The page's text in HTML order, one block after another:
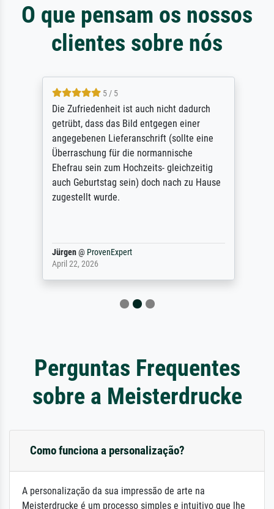
O que pensam os nossos
clientes sobre nós
5 / 5
Die Zufriedenheit ist auch nicht dadurch
getrübt, dass das Bild entgegen einer
angegebenen Lieferanschrift (sollte eine
Überraschung für die normannische
Ehefrau sein zum Hochzeits- gleichzeitig
auch Geburtstag sein) doch nach zu Hause
zugestellt wurde.
Jürgen@ ProvenExpert
April 22, 2026
Perguntas Frequentes
sobre a Meisterdrucke
Como funciona a personalização?
A personalização da sua impressão de arte na
Meisterdrucke é um processo simples e intuitivo que lhe